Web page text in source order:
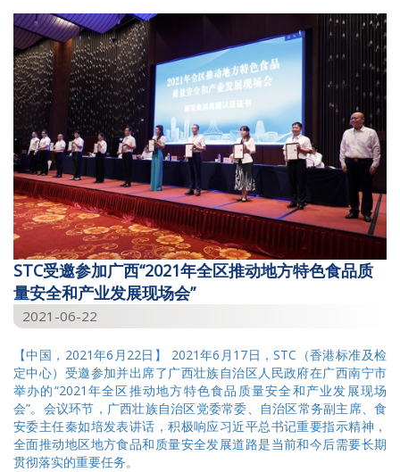
STC受邀参加广西“2021年全区推动地方特色食品质
量安全和产业发展现场会”
2021-06-22
【中国，2021年6月22日】 2021年6月17日，STC（香港标准及检
定中心）受邀参加并出席了广西壮族自治区人民政府在广西南宁市
举办的“2021年全区推动地方特色食品质量安全和产业发展现场
会”。会议环节，广西壮族自治区党委常委、自治区常务副主席、食
安委主任秦如培发表讲话，积极响应习近平总书记重要指示精神，
全面推动地区地方食品和质量安全发展道路是当前和今后需要长期
贯彻落实的重要任务。